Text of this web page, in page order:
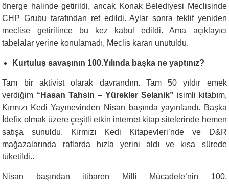
önerge halinde getirildi, ancak Konak Belediyesi Meclisinde
CHP Grubu tarafından ret edildi. Aylar sonra teklif yeniden
meclise getirilince bu kez kabul edildi. Ama açıklayıcı
tabelalar yerine konulamadı, Meclis kararı unutuldu.
Kurtuluş savaşının 100.Yılında başka ne yaptınız?
Tam bir aktivist olarak davrandım. Tam 50 yıldır emek
verdiğim “Hasan Tahsin – Yürekler Selanik” isimli kitabım,
Kırmızı Kedi Yayınevinden Nisan başında yayınlandı. Başka
İdefix olmak üzere çeşitli etkin internet kitap sitelerinde hemen
satışa sunuldu. Kırmızı Kedi Kitapevleri’nde ve D&R
mağazalarında raflarda hızla yerini aldı ve kısa sürede
tüketildi..
Nisan başından itibaren Milli Mücadele’nin 100.